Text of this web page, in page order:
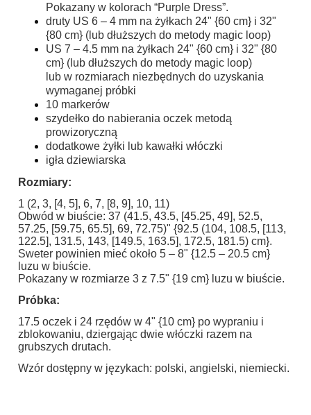
Pokazany w kolorach “Purple Dress”.
druty US 6 – 4 mm na żyłkach 24" {60 cm} i 32"
{80 cm} (lub dłuższych do metody magic loop)
US 7 – 4.5 mm na żyłkach 24" {60 cm} i 32" {80
cm} (lub dłuższych do metody magic loop)
lub w rozmiarach niezbędnych do uzyskania
wymaganej próbki
10 markerów
szydełko do nabierania oczek metodą
prowizoryczną
dodatkowe żyłki lub kawałki włóczki
igła dziewiarska
Rozmiary:
1 (2, 3, [4, 5], 6, 7, [8, 9], 10, 11)
Obwód w biuście: 37 (41.5, 43.5, [45.25, 49], 52.5,
57.25, [59.75, 65.5], 69, 72.75)" {92.5 (104, 108.5, [113,
122.5], 131.5, 143, [149.5, 163.5], 172.5, 181.5) cm}.
Sweter powinien mieć około 5 – 8" {12.5 – 20.5 cm}
luzu w biuście.
Pokazany w rozmiarze 3 z 7.5" {19 cm} luzu w biuście.
Próbka:
17.5 oczek i 24 rzędów w 4" {10 cm} po wypraniu i
zblokowaniu, dziergając dwie włóczki razem na
grubszych drutach.
Wzór dostępny w językach: polski, angielski, niemiecki.